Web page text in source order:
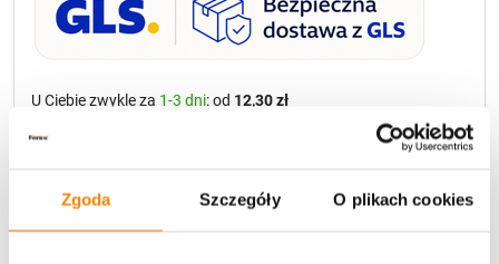
Zgoda Szczegóły O plikach cookies
U Ciebie zwykle za 1-3 dni: od 12,30 zł
Metody płatności